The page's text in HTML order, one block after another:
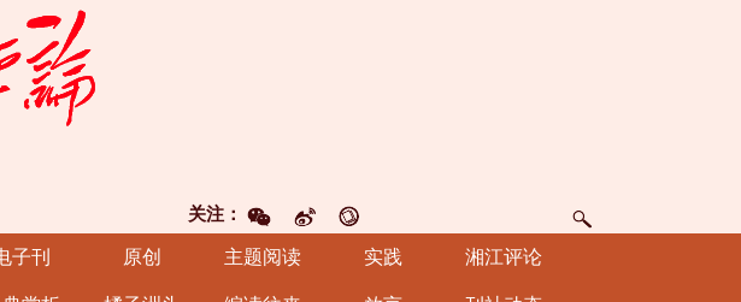
关注：
子刊 原创 主题阅读 实践 湘江评论